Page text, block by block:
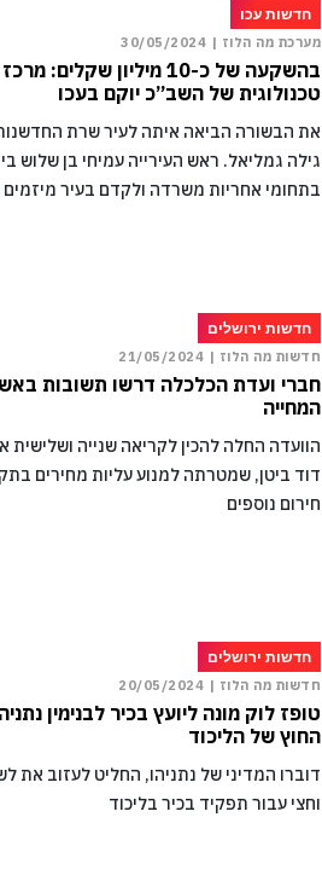
חדשות עכו
מערכת מה הלוז | 30/05/2024
בהשקעה של כ-10 מיליון
טכנולוגית של השב”כ יוקם בעכו
את הבשורה הביאה איתה לעיר שרת
גילה גמליאל. ראש העירייה עמיחי בן שלוש
בתחומי אחריות משרדה ולקדם בעיר מיזמים
חדשות ירושלים
חדשות מה הלוז | 21/05/2024
חברי ועדת הכלכלה דרשו תשובות
המחייה
הוועדה החלה להכין לקריאה שנייה
דוד ביטן, שמטרתה למנוע עליות מחירים
חירום נוספים
חדשות ירושלים
חדשות מה הלוז | 20/05/2024
טופז לוק מונה ליועץ בכיר לבנימין
החוץ של הליכוד
דוברו המדיני של נתניהו, החליט לעזוב את
וחצי עבור תפקיד בכיר בליכוד